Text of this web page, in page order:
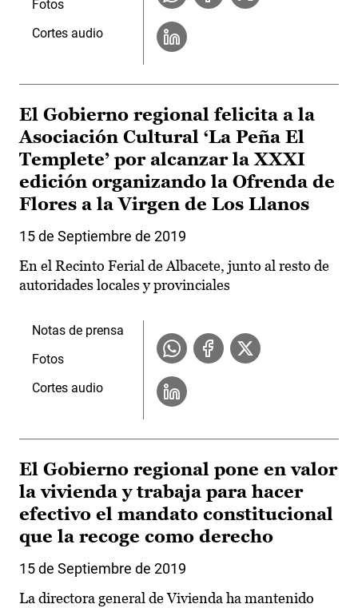
Fotos
Cortes audio
El Gobierno regional felicita a la
Asociación Cultural ‘La Peña El
Templete’ por alcanzar la XXXI
edición organizando la Ofrenda de
Flores a la Virgen de Los Llanos
15 de Septiembre de 2019
En el Recinto Ferial de Albacete, junto al resto de
autoridades locales y provinciales
Notas de prensa
Fotos
Cortes audio
El Gobierno regional pone en valor
la vivienda y trabaja para hacer
efectivo el mandato constitucional
que la recoge como derecho
15 de Septiembre de 2019
La directora general de Vivienda ha mantenido